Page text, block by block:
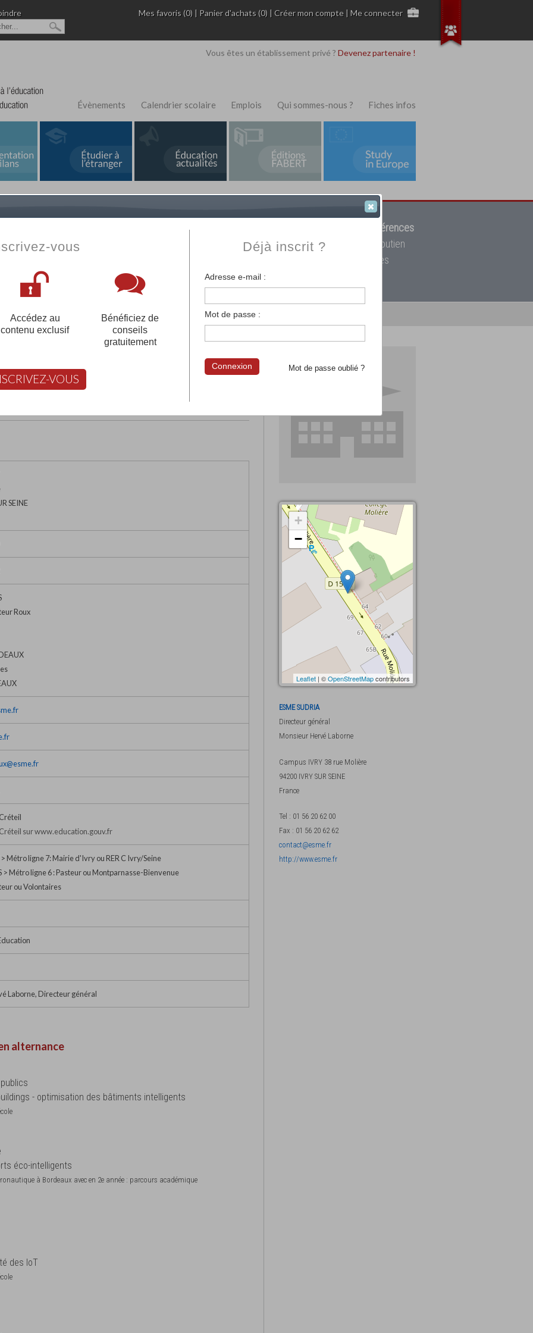
Mes favoris (0) | Panier d'achats (0) |Créer mon compte |Me connecter
Vous êtes un établissement privé ? Devenez partenaire !
Évènements Calendrier scolaire Emplois Qui sommes-nous ? Fiches infos
Fabert.com
12908 références
votre établissement privé, du primaire au supérieur, mais aussi des cours de soutien
scolaire et des cours à distance. Ce moteur regroupe toutes les écoles privées
françaises et tous les établissements français à l'étranger.
votre compte pour être accompagné gratuitement dans votre recherche d'école
FABERT vous aide à choisir
SEINE
Roux
sur www.education.gouv.fr
Métro ligne 7: Mairie d'Ivry ou RER C Ivry/Seine
> Métro ligne 6 : Pasteur ou Montparnasse-Bienvenue
ou Volontaires
Laborne, Directeur général
alternance
- optimisation des bâtiments intelligents
éco-intelligents
à Bordeaux avec en 2e année : parcours académique
des IoT
+
−
Leaflet | ©OpenStreetMapcontributors
ESME SUDRIA
Directeur général
Monsieur Hervé Laborne
Campus IVRY 38 rue Molière
94200 IVRY SUR SEINE
France
Tel : 01 56 20 62 00
Fax : 01 56 20 62 62
contact@esme.fr
http://www.esme.fr
vous
Accédez au
contenu exclusif
Bénéficiez de
conseils
gratuitement
VOUS
Déjà inscrit ?
Adresse e-mail :
Mot de passe :
Mot de passe oublié ?
Connexion